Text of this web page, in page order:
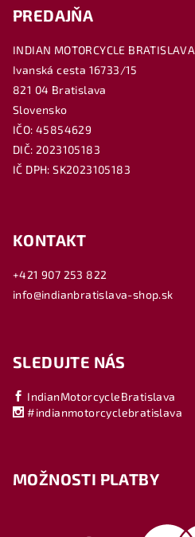
PREDAJŇA
INDIAN MOTORCYCLE BRATISLAVA
Ivanská cesta 16733/15
821 04 Bratislava
Slovensko
IČO: 45854629
DIČ: 2023105183
IČ DPH: SK2023105183
KONTAKT
+421 907 253 822
info@indianbratislava-shop.sk
SLEDUJTE NÁS
IndianMotorcycleBratislava
#indianmotorcyclebratislava
MOŽNOSTI PLATBY